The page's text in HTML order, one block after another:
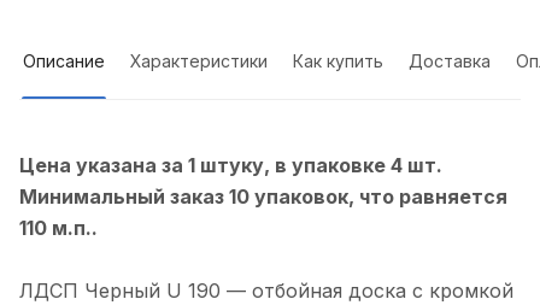
Описание Характеристики Как купить Доставка
Цена указана за 1 штуку, в упаковке 4 шт.
Минимальный заказ 10 упаковок, что равняется
110 м.п..
ЛДСП Черный U 190 — отбойная доска с кромкой